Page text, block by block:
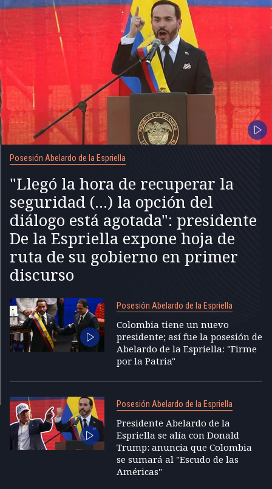
Posesión Abelardo de la Espriella
"Llegó la hora de recuperar la
seguridad (...) la opción del
diálogo está agotada": presidente
De la Espriella expone hoja de
ruta de su gobierno en primer
discurso
Posesión Abelardo de la Espriella
Colombia tiene un nuevo
presidente; así fue la posesión de
Abelardo de la Espriella: "Firme
por la Patria"
Posesión Abelardo de la Espriella
Presidente Abelardo de la
Espriella se alía con Donald
Trump: anuncia que Colombia
se sumará al "Escudo de las
Américas"